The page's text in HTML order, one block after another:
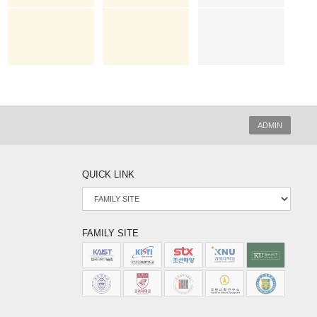
ADMIN
QUICK LINK
FAMILY SITE